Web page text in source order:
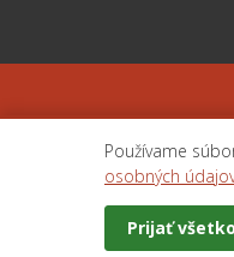
Používame
osobných
Prijať všetko